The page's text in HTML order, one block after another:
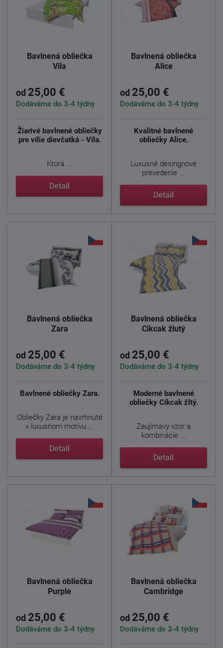
Bavlnená obliečka
Víla
od 25,00 €
Dodáváme do 3-4 týdny
Žiarivé bavlnené obliečky
pre vílie dievčatká - Víla.
Ktorá ...
Detail
Bavlnená obliečka
Alice
od 25,00 €
Dodáváme do 3-4 týdny
Kvalitné bavlnené
obliečky Alice.
Luxusné desingnové
prevedenie ...
Detail
Bavlnená obliečka
Zara
od 25,00 €
Dodáváme do 3-4 týdny
Bavlnené obliečky Zara.
Obliečky Zara je navrhnuté
v luxusnom motívu ...
Detail
Bavlnená obliečka
Cikcak žlutý
od 25,00 €
Dodáváme do 3-4 týdny
Moderné bavlnené
obliečky Cikcak žltý.
Zaujímavý vzor a
kombinácie ...
Detail
Bavlnená obliečka
Purple
od 25,00 €
Dodáváme do 3-4 týdny
Bavlnená obliečka
Cambridge
od 25,00 €
Dodáváme do 3-4 týdny